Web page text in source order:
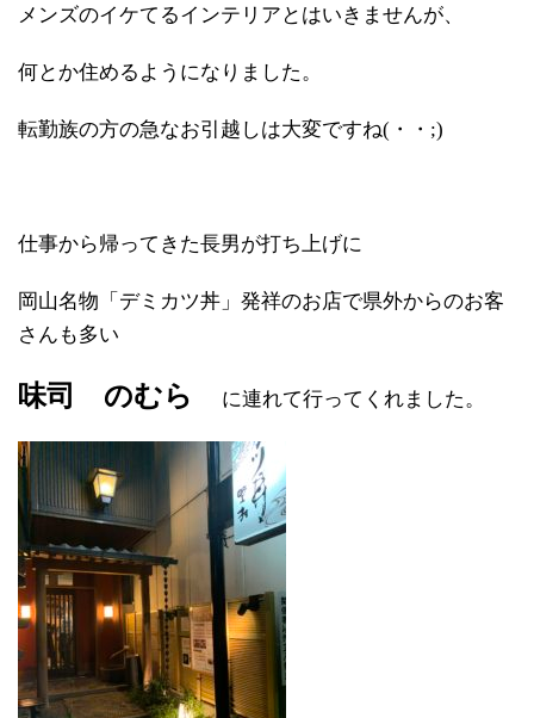
メンズのイケてるインテリアとはいきませんが、
何とか住めるようになりました。
転勤族の方の急なお引越しは大変ですね(・・;)
仕事から帰ってきた長男が打ち上げに
岡山名物「デミカツ丼」発祥のお店で県外からのお客
さんも多い
味司 のむら に連れて行ってくれました。